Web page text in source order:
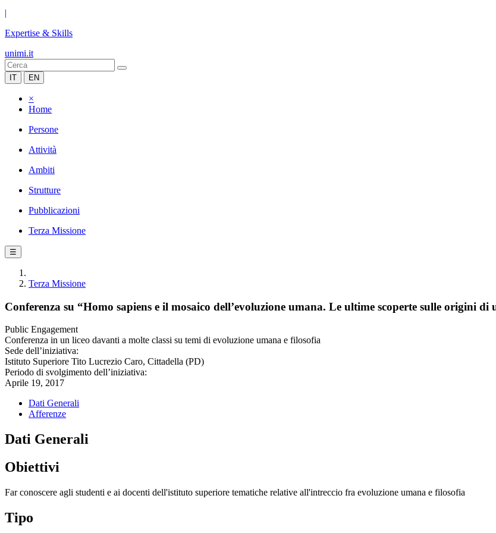
|
Expertise & Skills
unimi.it
IT EN
×
Home
Persone
Attività
Ambiti
Strutture
Pubblicazioni
Terza Missione
☰
Terza Missione
Conferenza su “Homo sapiens e il mosaico dell’evoluzione umana. Le ultime scoperte sulle origini di
Public Engagement
Conferenza in un liceo davanti a molte classi su temi di evoluzione umana e filosofia
Sede dell’iniziativa:
Istituto Superiore Tito Lucrezio Caro, Cittadella (PD)
Periodo di svolgimento dell’iniziativa:
Aprile 19, 2017
Dati Generali
Afferenze
Dati Generali
Obiettivi
Far conoscere agli studenti e ai docenti dell'istituto superiore tematiche relative all'intreccio fra evoluzione umana e filosofia
Tipo